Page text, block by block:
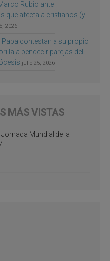
Rubio ante
que afecta a cristianos (y
2026
Papa contestan a su propio
a bendecir parejas del
julio 25, 2026
MÁS VISTAS
Mundial de la